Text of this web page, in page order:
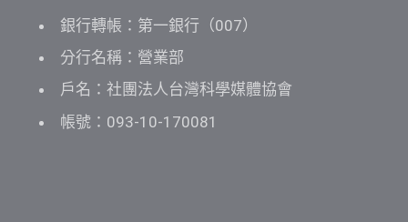
銀行轉帳：第一銀行（007）
分行名稱：營業部
戶名：社團法人台灣科學媒體協會
帳號：093-10-170081